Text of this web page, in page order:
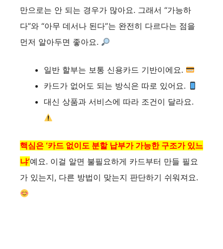
만으로는 안 되는 경우가 많아요. 그래서 “가능하
다”와 “아무 데서나 된다”는 완전히 다르다는 점을
먼저 알아두면 좋아요.
일반 할부는 보통 신용카드 기반이에요.
카드가 없어도 되는 방식은 따로 있어요.
대신 상품과 서비스에 따라 조건이 달라요.
핵심은 ‘카드 없이도 분할 납부가 가능한 구조가 있느
냐’예요. 이걸 알면 불필요하게 카드부터 만들 필요
가 있는지, 다른 방법이 맞는지 판단하기 쉬워져요.